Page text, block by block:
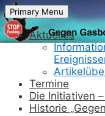
Skip
to
content
Primary Menu
Aktuelles
Termine
Die Initiativen
Historie